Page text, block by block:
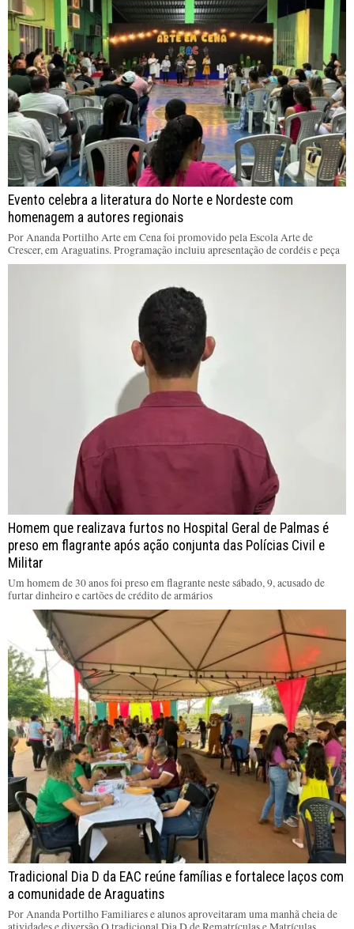
Evento celebra a literatura do Norte e Nordeste com
homenagem a autores regionais
Por Ananda Portilho Arte em Cena foi promovido pela Escola Arte de
Crescer, em Araguatins. Programação incluiu apresentação de cordéis e peça
Homem que realizava furtos no Hospital Geral de Palmas é
preso em flagrante após ação conjunta das Polícias Civil e
Militar
Um homem de 30 anos foi preso em flagrante neste sábado, 9, acusado de
furtar dinheiro e cartões de crédito de armários
Tradicional Dia D da EAC reúne famílias e fortalece laços com
a comunidade de Araguatins
Por Ananda Portilho Familiares e alunos aproveitaram uma manhã cheia de